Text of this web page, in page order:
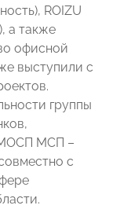
ROIZU
а также
офисной
выступили с
группы
МСП –
с